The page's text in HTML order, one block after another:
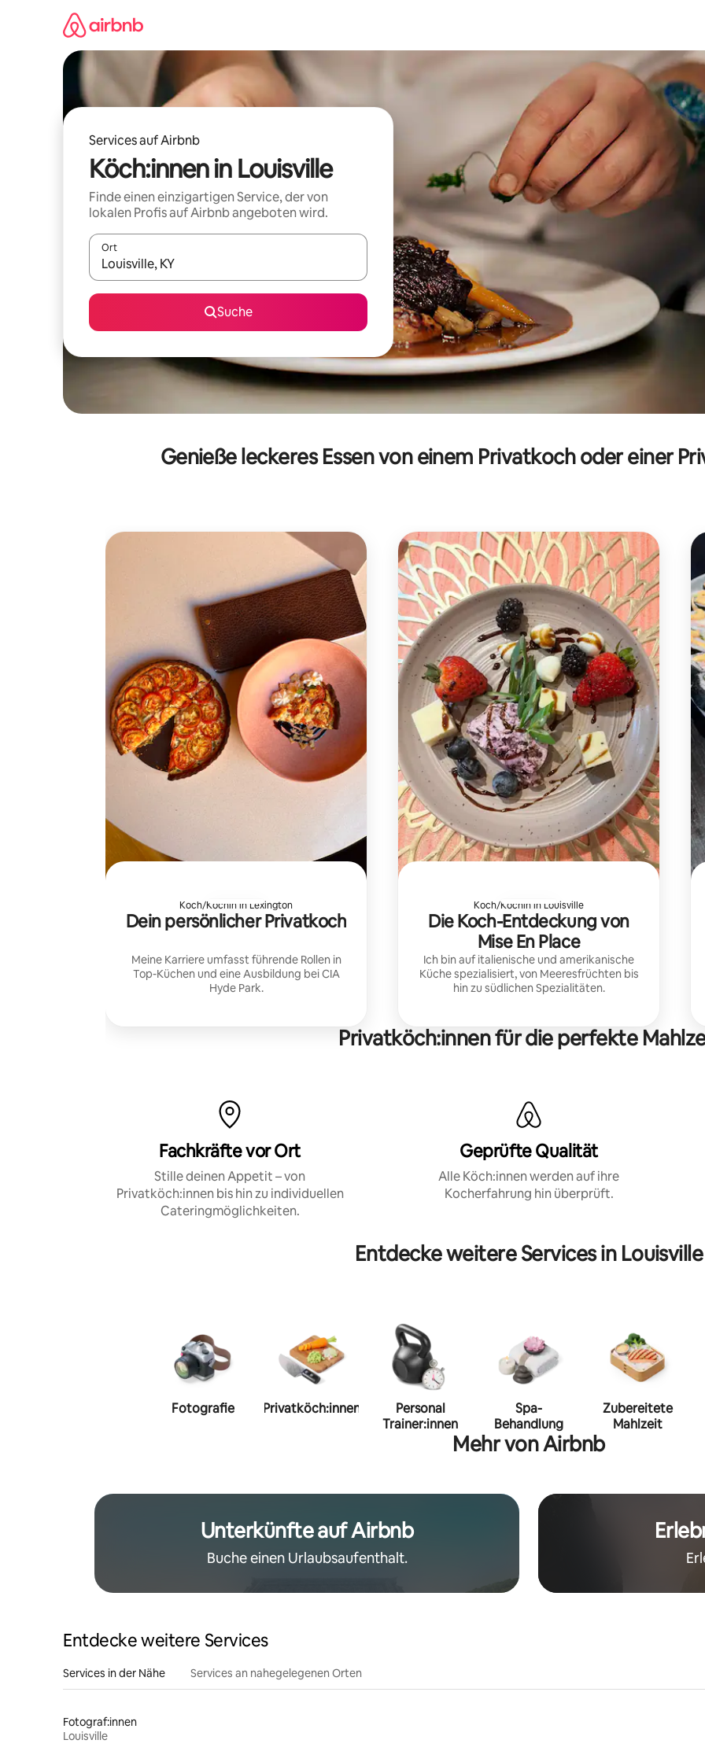
Services auf Airbnb
Köch:innen in Louisville
Finde einen einzigartigen Service, der von
lokalen Profis auf Airbnb angeboten wird.
Ort
Wenn Ergebnisse verfügbar sind, navigiere mit den Pfeiltasten nach oben und unten oder erkunde die Ergebnisse
Suche
Genieße leckeres Essen von einem Privatkoch oder einer
Koch/Köchin in Lexington
Dein persönlicher Privatkoch
Meine Karriere umfasst führende Rollen in
Top-Küchen und eine Ausbildung bei CIA
Hyde Park.
Koch/Köchin in Louisville
Die Koch-Entdeckung von
Mise En Place
Ich bin auf italienische und amerikanische
Küche spezialisiert, von Meeresfrüchten bis
hin zu südlichen Spezialitäten.
Privatköch:innen für die perfekte
Fachkräfte vor Ort
Stille deinen Appetit – von
Privatköch:innen bis hin zu individuellen
Cateringmöglichkeiten.
Geprüfte Qualität
Alle Köch:innen werden auf ihre
Kocherfahrung hin überprüft.
Entdecke weitere Services in Louisville
Fotografie Privatköch:innen
Personal
Trainer:innen
Spa-
Behandlung
Zubereitete
Mahlzeit
Mehr von Airbnb
Unterkünfte auf Airbnb
Buche einen Urlaubsaufenthalt.
Entdecke weitere Services
Services in der Nähe Services an nahegelegenen Orten
Fotograf:innen
Louisville